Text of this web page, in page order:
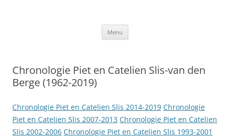
Menu
Chronologie Piet en Catelien Slis-van den
Berge (1962-2019)
Chronologie Piet en Catelien Slis 2014-2019 Chronologie
Piet en Catelien Slis 2007-2013 Chronologie Piet en Catelien
Slis 2002-2006 Chronologie Piet en Catelien Slis 1993-2001